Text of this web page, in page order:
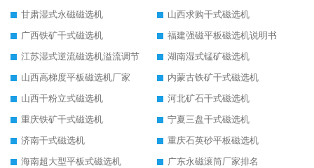
甘肃湿式永磁磁选机
山西求购干式磁选机
广西铁矿干式磁选机
福建强磁平板磁选机说明书
江苏湿式逆流磁选机溢流调节
湖南湿式锰矿磁选机
山西高梯度平板磁选机厂家
内蒙古铁矿干式磁选机
山西干粉立式磁选机
河北矿石干式磁选机
重庆铁矿干式磁选机
宁夏三盘干式磁选机
济南干式磁选机
重庆石英砂平板磁选机
海南超大型平板式磁选机
广东永磁滚筒厂家排名